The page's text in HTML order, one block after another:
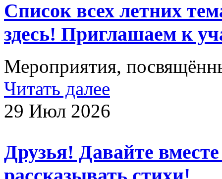
Список всех летних
здесь! Приглашаем к
Мероприятия,
Читать далее
29 Июл 2026
Друзья! Давайте